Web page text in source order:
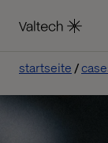
startseite